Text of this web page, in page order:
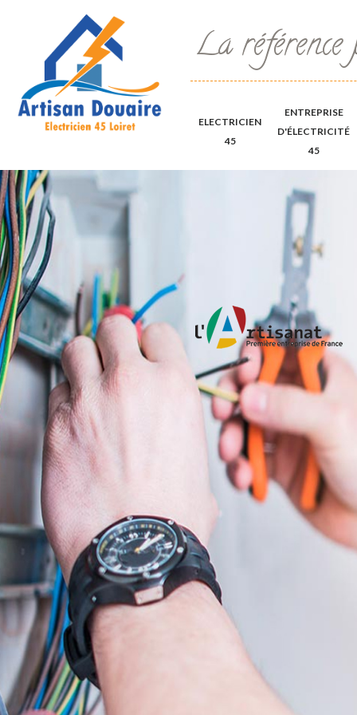
La
ELECTRICIEN
45
ENTREPRISE
D'ÉLECTRICITÉ
45